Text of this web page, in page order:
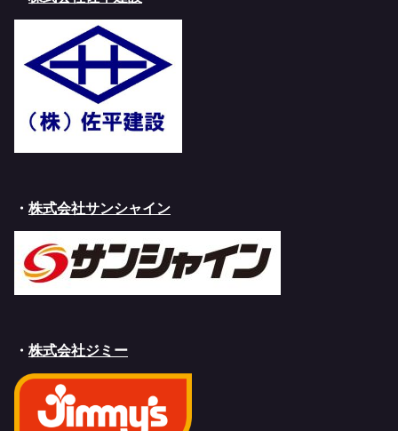
・ 株式会社サンシャイン
・ 株式会社ジミー